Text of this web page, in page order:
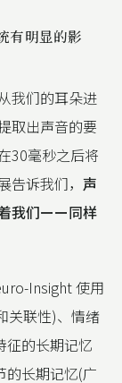
有明显的影
我们的耳朵进
取出声音的要
30毫秒之后将
诉我们， 声
我们ーー同样
Insight 使用
关联性)、情绪
征的长期记忆
的长期记忆(广